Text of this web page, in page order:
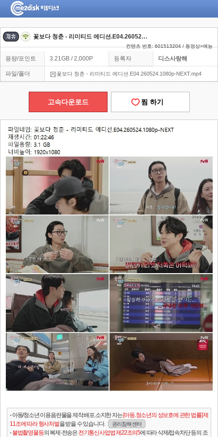
꽃보다 청춘 - 리미티드 에디션.E04.260524.1080p-NEXT
컨텐츠 번호: 601513204 / 동영상>예능
용량/포인트 3.21GB / 2,000P 등록자 디스사랑해
파일/폴더 꽃보다 청춘 - 리미티드 에디션.E04.260524.1080p-NEXT.mp4
고속다운로드 찜 하기
- 아동/청소년 이용음란물을 제작.배포.소지한 자는[아동.청소년의 성보호에 관한 법률] 제
11조에 따라 형사처벌을 받을 수 있습니다. 권리침해 센터
-불법촬영물등의 복제·전송은 전기통신사업법 제22조의5에 따라 삭제/접속차단 등의 조